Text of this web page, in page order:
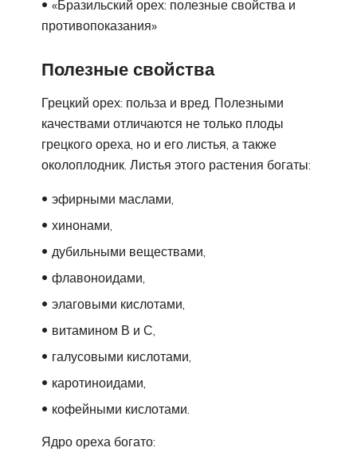
«Бразильский орех: полезные свойства и
противопоказания»
Полезные свойства
Грецкий орех: польза и вред. Полезными
качествами отличаются не только плоды
грецкого ореха, но и его листья, а также
околоплодник. Листья этого растения богаты:
эфирными маслами,
хинонами,
дубильными веществами,
флавоноидами,
элаговыми кислотами,
витамином В и С,
галусовыми кислотами,
каротиноидами,
кофейными кислотами.
Ядро ореха богато: